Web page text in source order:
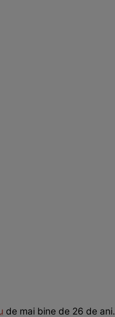
de mai bine de 26 de ani.